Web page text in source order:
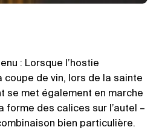
: Lorsque l’hostie
coupe de vin, lors de la sainte
se met également en marche
forme des calices sur l’autel –
bien particulière.